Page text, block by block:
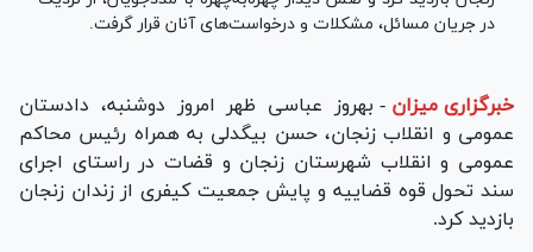
در جریان مسائل، مشکلات و درخواست‌های آنان قرار گرفت.
خبرگزاری میزان - بهروز عباسی ظهر امروز دوشنبه، دادستان
عمومی و انقلاب زنجان، حسن بیگدلی به همراه رئیس محاکم
عمومی و انقلاب شهرستان زنجان و قضات در راستای اجرای
سند تحول قوه قضاییه و پایش جمعیت کیفری از زندان زنجان
بازدید کرد.